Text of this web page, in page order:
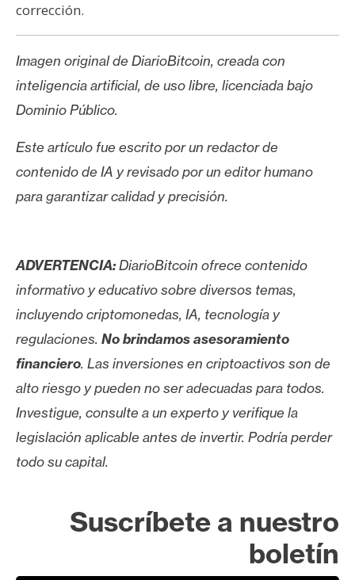
corrección.
Imagen original de DiarioBitcoin, creada con
inteligencia artificial, de uso libre, licenciada bajo
Dominio Público.
Este artículo fue escrito por un redactor de
contenido de IA y revisado por un editor humano
para garantizar calidad y precisión.
ADVERTENCIA:DiarioBitcoin ofrece contenido
informativo y educativo sobre diversos temas,
incluyendo criptomonedas, IA, tecnología y
regulaciones. No brindamos asesoramiento
financiero. Las inversiones en criptoactivos son de
alto riesgo y pueden no ser adecuadas para todos.
Investigue, consulte a un experto y verifique la
legislación aplicable antes de invertir. Podría perder
todo su capital.
Suscríbete a nuestro
boletín